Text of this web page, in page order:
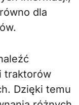
dla
traktorów
Dzięki temu